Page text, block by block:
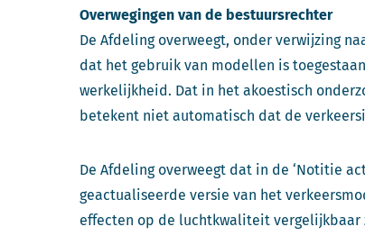
Overwegingen van de bestuursrechter
De Afdeling overweegt, onder verwijzing
dat het gebruik van modellen is
werkelijkheid. Dat in het akoestisch
betekent niet automatisch dat de
De Afdeling overweegt dat in de ‘Notitie
geactualiseerde versie van het
effecten op de luchtkwaliteit vergelijkbaar